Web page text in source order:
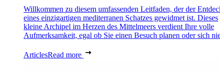
Willkommen zu diesem umfassenden Leitfaden, der der
eines einzigartigen mediterranen Schatzes gewidmet ist. Dieses
kleine Archipel im Herzen des Mittelmeers verdient Ihre volle
Aufmerksamkeit, egal ob Sie einen Besuch planen oder sich
ArticlesRead more